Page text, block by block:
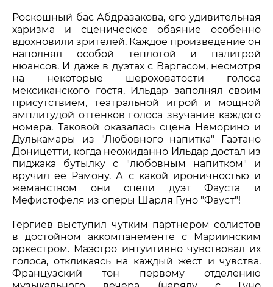
Роскошный бас Абдразакова, его удивительная
харизма и сценическое обаяние особенно
вдохновили зрителей. Каждое произведение он
наполнял особой теплотой и палитрой
нюансов. И даже в дуэтах с Варгасом, несмотря
на некоторые шероховатости голоса
мексиканского гостя, Ильдар заполнял своим
присутствием, театральной игрой и мощной
амплитудой оттенков голоса звучание каждого
номера. Таковой оказалась сцена Неморино и
Дулькамары из "Любовного напитка" Гаэтано
Доницетти, когда неожиданно Ильдар достал из
пиджака бутылку с "любовным напитком" и
вручил ее Рамону. А с какой ироничностью и
жеманством они спели дуэт Фауста и
Мефистофеля из оперы Шарля Гуно "Фауст"!
Гергиев выступил чутким партнером солистов
в достойном аккомпанементе с Мариинским
оркестром. Маэстро интуитивно чувствовал их
голоса, откликаясь на каждый жест и чувства.
Французский тон первому отделению